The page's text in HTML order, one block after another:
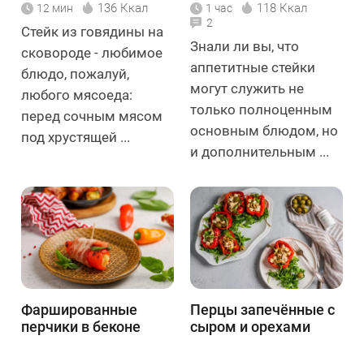
12 мин 136 Ккал
Стейк из говядины на
сковороде - любимое
блюдо, пожалуй,
любого мясоеда:
перед сочным мясом
под хрустящей ...
1 час 118 Ккал
2
Знали ли вы, что
аппетитные стейки
могут служить не
только полноценным
основным блюдом, но
и дополнительным ...
Фаршированные
перчики в беконе
Перцы запечённые с
сыром и орехами